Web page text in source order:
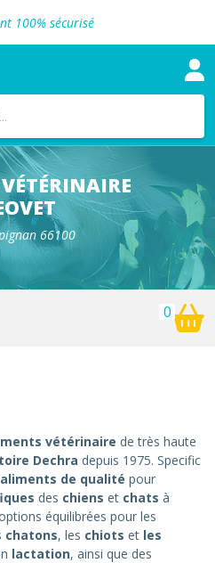
100% sécurisé
en clinique vétérinaire
vétérinaire
en clinique vétérinaire
en clinique
vétérinaire
66100
0
vétérinaire de très haute
Dechra depuis 1975. Specific
aliments de qualité pour
des chiens et chats à
équilibrées pour les
chatons, les chiots et les
lactation, ainsi que des